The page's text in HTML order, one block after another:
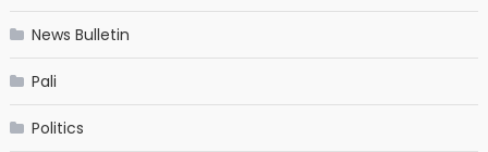
News Bulletin
Pali
Politics